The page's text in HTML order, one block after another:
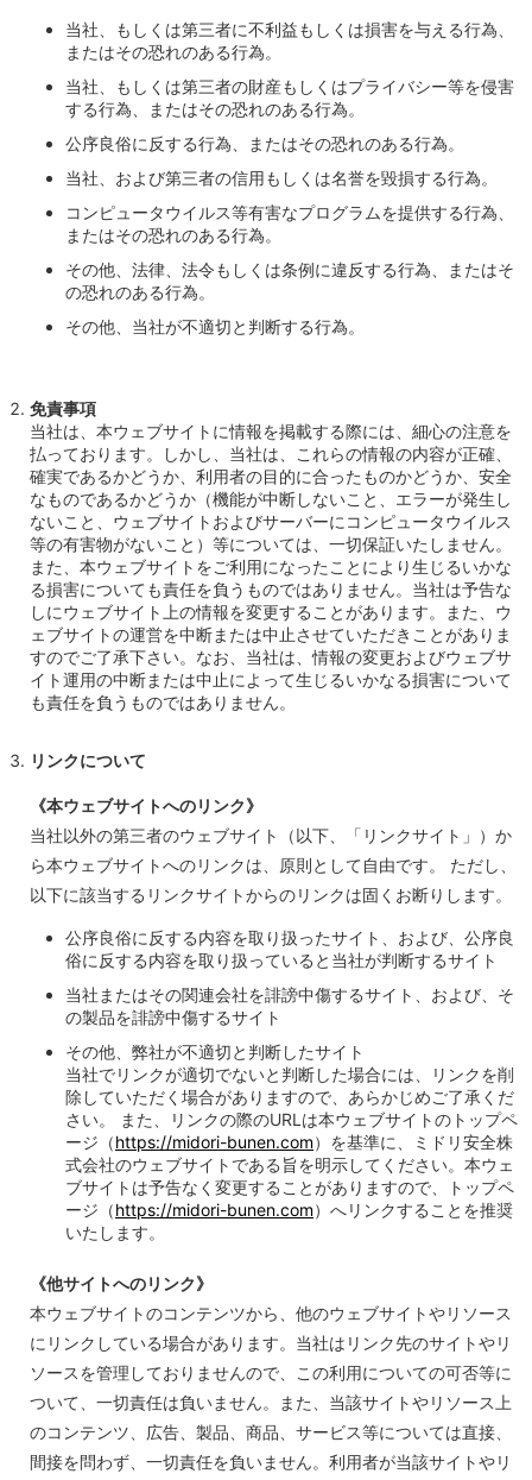
当社、もしくは第三者に不利益もしくは損害を与える行為、
またはその恐れのある行為。
当社、もしくは第三者の財産もしくはプライバシー等を侵害
する行為、またはその恐れのある行為。
公序良俗に反する行為、またはその恐れのある行為。
当社、および第三者の信用もしくは名誉を毀損する行為。
コンピュータウイルス等有害なプログラムを提供する行為、
またはその恐れのある行為。
その他、法律、法令もしくは条例に違反する行為、またはそ
の恐れのある行為。
その他、当社が不適切と判断する行為。
免責事項
当社は、本ウェブサイトに情報を掲載する際には、細心の注意を
払っております。しかし、当社は、これらの情報の内容が正確、
確実であるかどうか、利用者の目的に合ったものかどうか、安全
なものであるかどうか（機能が中断しないこと、エラーが発生し
ないこと、ウェブサイトおよびサーバーにコンピュータウイルス
等の有害物がないこと）等については、一切保証いたしません。
また、本ウェブサイトをご利用になったことにより生じるいかな
る損害についても責任を負うものではありません。当社は予告な
しにウェブサイト上の情報を変更することがあります。また、ウ
ェブサイトの運営を中断または中止させていただきことがありま
すのでご了承下さい。なお、当社は、情報の変更およびウェブサ
イト運用の中断または中止によって生じるいかなる損害について
も責任を負うものではありません。
リンクについて
《本ウェブサイトへのリンク》
当社以外の第三者のウェブサイト（以下、「リンクサイト」）か
ら本ウェブサイトへのリンクは、原則として自由です。 ただし、
以下に該当するリンクサイトからのリンクは固くお断りします。
公序良俗に反する内容を取り扱ったサイト、および、公序良
俗に反する内容を取り扱っていると当社が判断するサイト
当社またはその関連会社を誹謗中傷するサイト、および、そ
の製品を誹謗中傷するサイト
その他、弊社が不適切と判断したサイト
当社でリンクが適切でないと判断した場合には、リンクを削
除していただく場合がありますので、あらかじめご了承くだ
さい。 また、リンクの際のURLは本ウェブサイトのトップペ
ージ（https://midori-bunen.com）を基準に、ミドリ安全株
式会社のウェブサイトである旨を明示してください。本ウェ
ブサイトは予告なく変更することがありますので、トップペ
ージ（https://midori-bunen.com）へリンクすることを推奨
いたします。
《他サイトへのリンク》
本ウェブサイトのコンテンツから、他のウェブサイトやリソース
にリンクしている場合があります。当社はリンク先のサイトやリ
ソースを管理しておりませんので、この利用についての可否等に
ついて、一切責任は負いません。また、当該サイトやリソース上
のコンテンツ、広告、製品、商品、サービス等については直接、
間接を問わず、一切責任を負いません。利用者が当該サイトやリ